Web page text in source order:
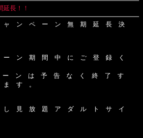
延長！！
ャ ン ペ ー ン 無 期 延 長 決
ー ン 期 間 中 に ご 登 録 く
ン は 予 告 な く 終 了 す
す 。
し 見 放 題 ア ダ ル ト サ イ